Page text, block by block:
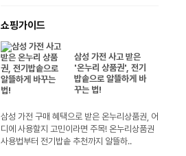
쇼핑가이드
삼성 가전 사고 받은
'온누리 상품권', 전기
밥솥으로 알뜰하게 바
꾸는 법!
삼성 가전 구매 혜택으로 받은 온누리상품권, 어
디에 사용할지 고민이라면 주목! 온누리상품권
사용법부터 전기밥솥 추천까지 알뜰하..